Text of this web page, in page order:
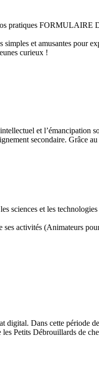
pratiques FORMULAIRE
et amusantes
curieux !
et l’émancipation
secondaire.
sciences et les
activités (Animateurs
Dans cette période
Petits Débrouillards de